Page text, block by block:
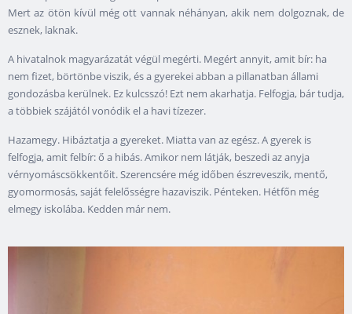
Mert az ötön kívül még ott vannak néhányan, akik nem dolgoznak, de
esznek, laknak.
A hivatalnok magyarázatát végül megérti. Megért annyit, amit bír: ha
nem fizet, börtönbe viszik, és a gyerekei abban a pillanatban állami
gondozásba kerülnek. Ez kulcsszó! Ezt nem akarhatja. Felfogja, bár tudja,
a többiek szájától vonódik el a havi tízezer.
Hazamegy. Hibáztatja a gyereket. Miatta van az egész. A gyerek is
felfogja, amit felbír: ő a hibás. Amikor nem látják, beszedi az anyja
vérnyomáscsökkentőit. Szerencsére még időben észreveszik, mentő,
gyomormosás, saját felelősségre hazaviszik. Pénteken. Hétfőn még
elmegy iskolába. Kedden már nem.